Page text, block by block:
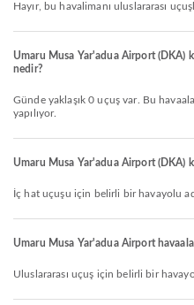
Hayır, bu havalimanı uluslararası
Umaru Musa Yar'adua Airport (DKA)
nedir?
Günde yaklaşık 0 uçuş var. Bu havaalanında Yerel & Uluslararası uçuşu
yapılıyor.
Umaru Musa Yar'adua Airport (DKA)
İç hat uçuşu için belirli bir havayolu
Umaru Musa Yar'adua Airport
Uluslararası uçuş için belirli bir